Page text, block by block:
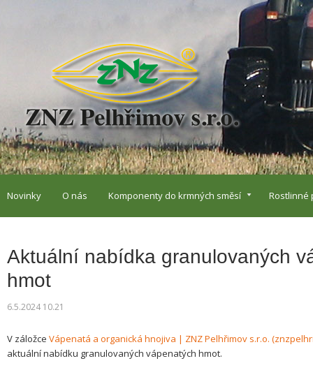
Novinky O nás Komponenty do krmných směsí Rostlinné
Aktuální nabídka granulovaných
hmot
6.5.2024 10.21
V záložce Vápenatá a organická hnojiva | ZNZ Pelhřimov s.r.o.
aktuální nabídku granulovaných vápenatých hmot.